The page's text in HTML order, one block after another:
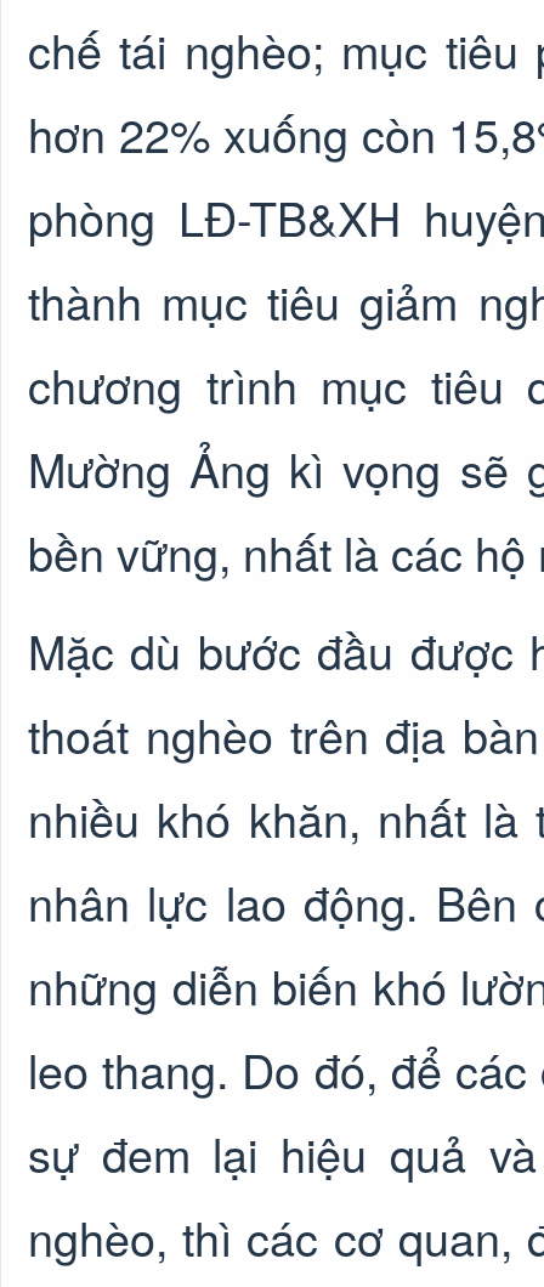
chế tái nghèo; mục
hơn 22% xuống còn
phòng LĐ-TB&XH
thành mục tiêu giảm
chương trình mục tiêu
Mường Ảng kì vọng sẽ
bền vững, nhất là các
Mặc dù bước đầu được
thoát nghèo trên địa
nhiều khó khăn, nhất là
nhân lực lao động.
những diễn biến khó
leo thang. Do đó, để
sự đem lại hiệu quả
nghèo, thì các cơ quan,